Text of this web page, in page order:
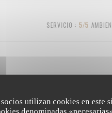
utilizan cookies en
denominadas
SERVICIO : 5/5
SERVICIO: 4/5